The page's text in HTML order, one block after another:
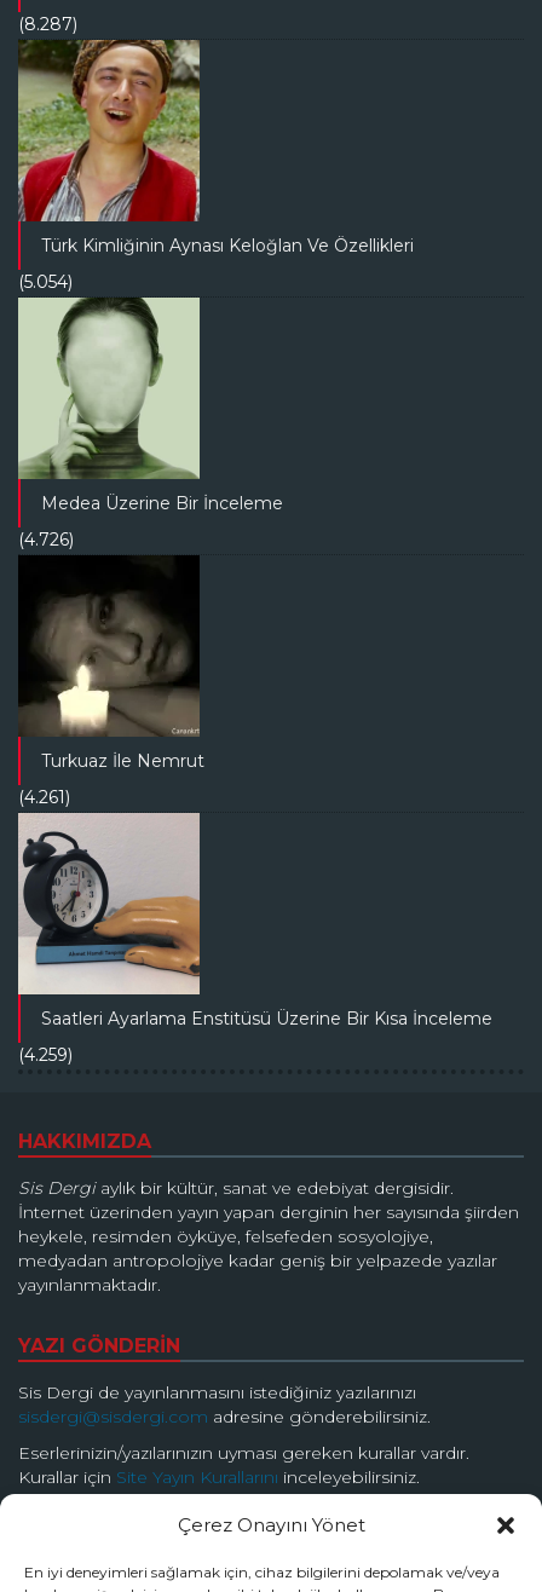
Çerez Onayını Yönet
En iyi deneyimleri sağlamak için, cihaz bilgilerini depolamak ve/veya
(8.287)
Türk Kimliğinin Aynası Keloğlan Ve Özellikleri
(5.054)
Medea Üzerine Bir İnceleme
(4.726)
Turkuaz İle Nemrut
(4.261)
Saatleri Ayarlama Enstitüsü Üzerine Bir Kısa İnceleme
(4.259)
HAKKIMIZDA
Sis Dergiaylık bir kültür, sanat ve edebiyat dergisidir.
İnternet üzerinden yayın yapan derginin her sayısında şiirden
heykele, resimden öyküye, felsefeden sosyolojiye,
medyadan antropolojiye kadar geniş bir yelpazede yazılar
yayınlanmaktadır.
YAZI GÖNDERİN
Sis Dergi de yayınlanmasını istediğiniz yazılarınızı
sisdergi@sisdergi.com adresine gönderebilirsiniz.
Eserlerinizin/yazılarınızın uyması gereken kurallar vardır.
Kurallar için Site Yayın Kurallarını inceleyebilirsiniz.
BİZİ TAKİP EDİN